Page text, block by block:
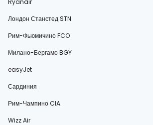
Ryanair
Лондон Станстед STN
Рим-Фьюмичино FCO
Милано-Бергамо BGY
easyJet
Сардиния
Рим-Чампино CIA
Wizz Air